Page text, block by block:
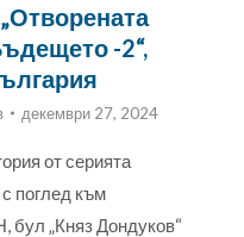
-2“,
декември 27, 2024
от серията
поглед към
бул „Княз Дондуков“